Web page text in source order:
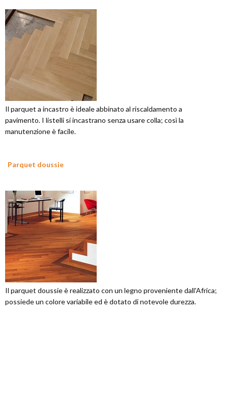
Il parquet a incastro è ideale abbinato al riscaldamento a
pavimento. I listelli si incastrano senza usare colla; così la
manutenzione è facile.
Parquet doussie
Il parquet doussie è realizzato con un legno proveniente dall'Africa;
possiede un colore variabile ed è dotato di notevole durezza.